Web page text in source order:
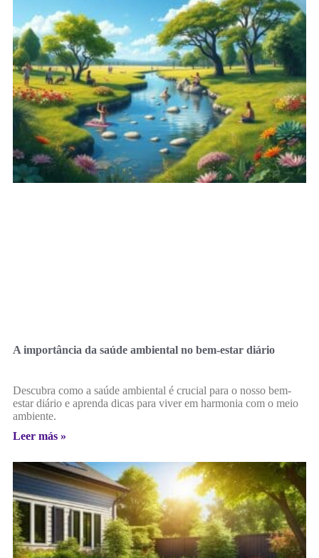
A importância da saúde ambiental no bem-estar diário
Descubra como a saúde ambiental é crucial para o nosso bem-
estar diário e aprenda dicas para viver em harmonia com o meio
ambiente.
Leer más »